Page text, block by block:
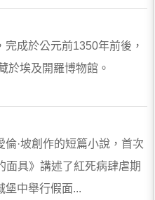
完成於公元前1350年前後，
於埃及開羅博物館。
倫·坡創作的短篇小說，首次
面具》講述了紅死病肆虐期
堡中舉行假面...